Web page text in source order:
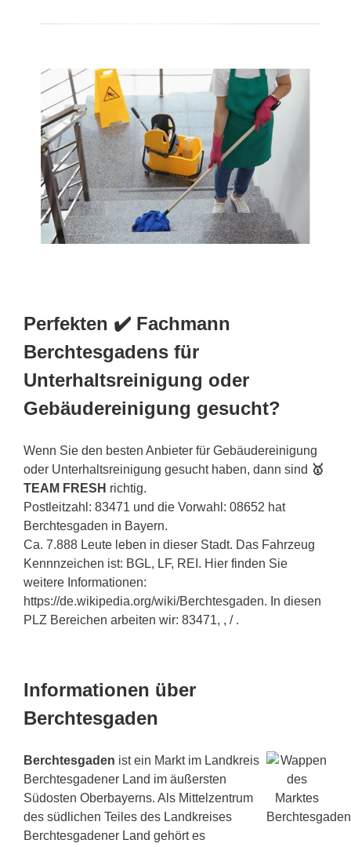
Perfekten ✔️ Fachmann
Berchtesgadens für
Unterhaltsreinigung oder
Gebäudereinigung gesucht?
Wenn Sie den besten Anbieter für Gebäudereinigung
oder Unterhaltsreinigung gesucht haben, dann sind 🥇
TEAM FRESH richtig.
Postleitzahl: 83471 und die Vorwahl: 08652 hat
Berchtesgaden in Bayern.
Ca. 7.888 Leute leben in dieser Stadt. Das Fahrzeug
Kennnzeichen ist: BGL, LF, REI. Hier finden Sie
weitere Informationen:
https://de.wikipedia.org/wiki/Berchtesgaden. In diesen
PLZ Bereichen arbeiten wir: 83471, , / .
Informationen über
Berchtesgaden
Berchtesgaden ist ein Markt im Landkreis
Berchtesgadener Land im äußersten
Südosten Oberbayerns. Als Mittelzentrum
des südlichen Teiles des Landkreises
Berchtesgadener Land gehört es